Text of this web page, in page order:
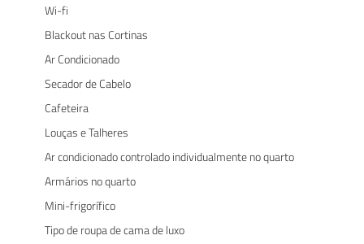
Wi-fi
Blackout nas Cortinas
Ar Condicionado
Secador de Cabelo
Cafeteira
Louças e Talheres
Ar condicionado controlado individualmente no quarto
Armários no quarto
Mini-frigorífico
Tipo de roupa de cama de luxo